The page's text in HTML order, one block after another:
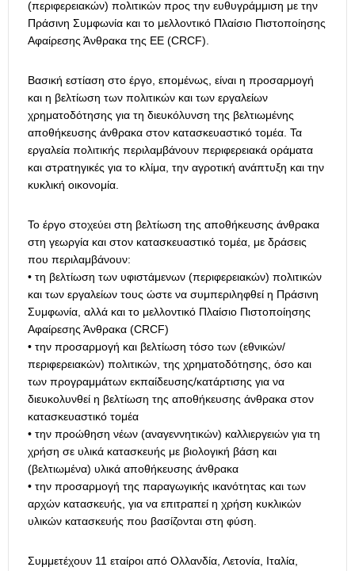
(περιφερειακών) πολιτικών προς την ευθυγράμμιση με την
Πράσινη Συμφωνία και το μελλοντικό Πλαίσιο Πιστοποίησης
Αφαίρεσης Άνθρακα της ΕΕ (CRCF).
Βασική εστίαση στο έργο, επομένως, είναι η προσαρμογή
και η βελτίωση των πολιτικών και των εργαλείων
χρηματοδότησης για τη διευκόλυνση της βελτιωμένης
αποθήκευσης άνθρακα στον κατασκευαστικό τομέα. Τα
εργαλεία πολιτικής περιλαμβάνουν περιφερειακά οράματα
και στρατηγικές για το κλίμα, την αγροτική ανάπτυξη και την
κυκλική οικονομία.
Το έργο στοχεύει στη βελτίωση της αποθήκευσης άνθρακα
στη γεωργία και στον κατασκευαστικό τομέα, με δράσεις
που περιλαμβάνουν:
• τη βελτίωση των υφιστάμενων (περιφερειακών) πολιτικών
και των εργαλείων τους ώστε να συμπεριληφθεί η Πράσινη
Συμφωνία, αλλά και το μελλοντικό Πλαίσιο Πιστοποίησης
Αφαίρεσης Άνθρακα (CRCF)
• την προσαρμογή και βελτίωση τόσο των (εθνικών/
περιφερειακών) πολιτικών, της χρηματοδότησης, όσο και
των προγραμμάτων εκπαίδευσης/κατάρτισης για να
διευκολυνθεί η βελτίωση της αποθήκευσης άνθρακα στον
κατασκευαστικό τομέα
• την προώθηση νέων (αναγεννητικών) καλλιεργειών για τη
χρήση σε υλικά κατασκευής με βιολογική βάση και
(βελτιωμένα) υλικά αποθήκευσης άνθρακα
• την προσαρμογή της παραγωγικής ικανότητας και των
αρχών κατασκευής, για να επιτραπεί η χρήση κυκλικών
υλικών κατασκευής που βασίζονται στη φύση.
Συμμετέχουν 11 εταίροι από Ολλανδία, Λετονία, Ιταλία,